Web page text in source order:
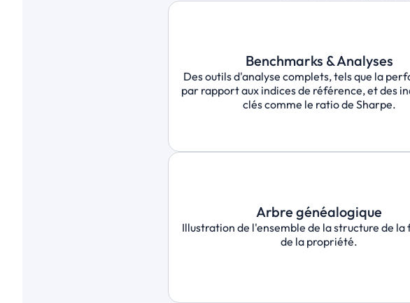
Benchmarks & Analyses
Des outils d'analyse complets, tels que la
par rapport aux indices de référence, et des
clés comme le ratio de Sharpe.
Arbre généalogique
Illustration de l'ensemble de la structure de la
de la propriété.